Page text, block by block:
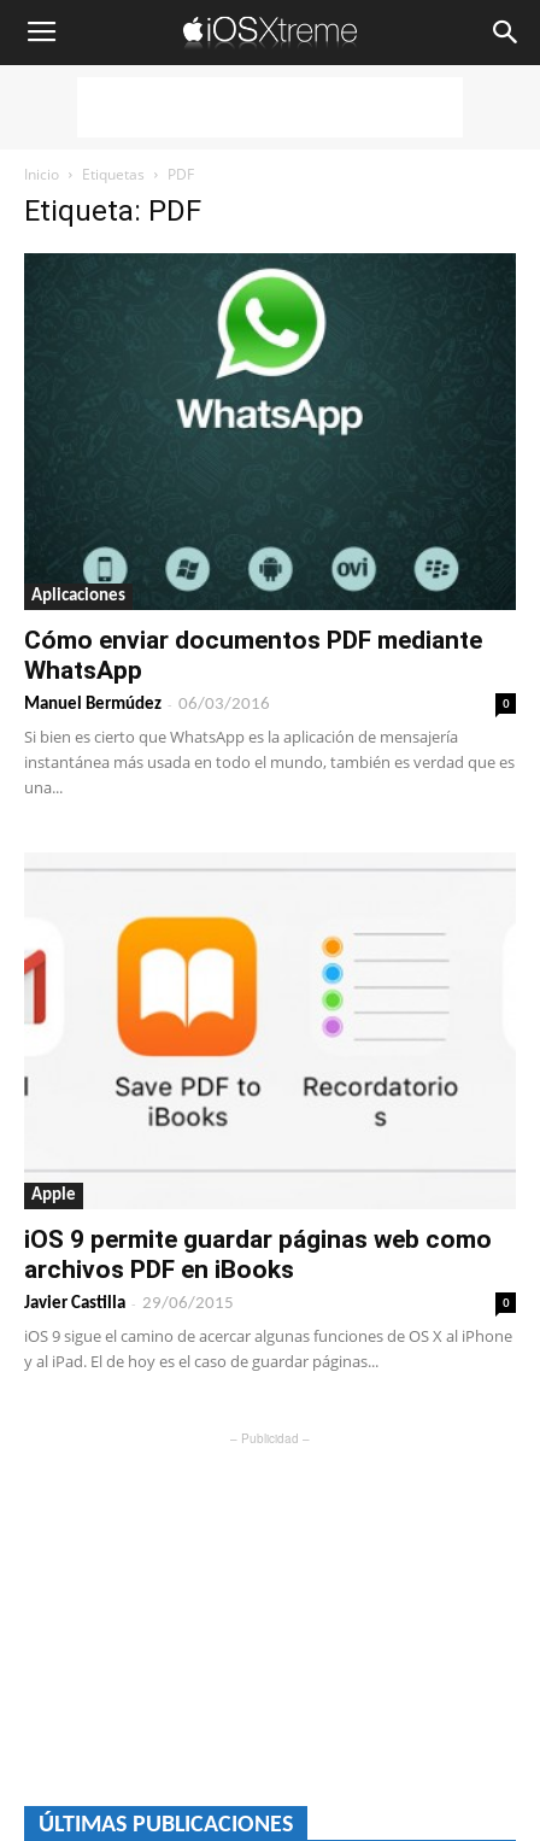
iOSXtreme
Inicio Etiquetas PDF
Etiqueta: PDF
Aplicaciones
Cómo enviar documentos PDF mediante
WhatsApp
Manuel Bermúdez - 06/03/2016 0
Si bien es cierto que WhatsApp es la aplicación de mensajería
instantánea más usada en todo el mundo, también es verdad que es
una...
Apple
iOS 9 permite guardar páginas web como
archivos PDF en iBooks
Javier Castilla - 29/06/2015 0
iOS 9 sigue el camino de acercar algunas funciones de OS X al iPhone
y al iPad. El de hoy es el caso de guardar páginas...
– Publicidad –
ÚLTIMAS PUBLICACIONES